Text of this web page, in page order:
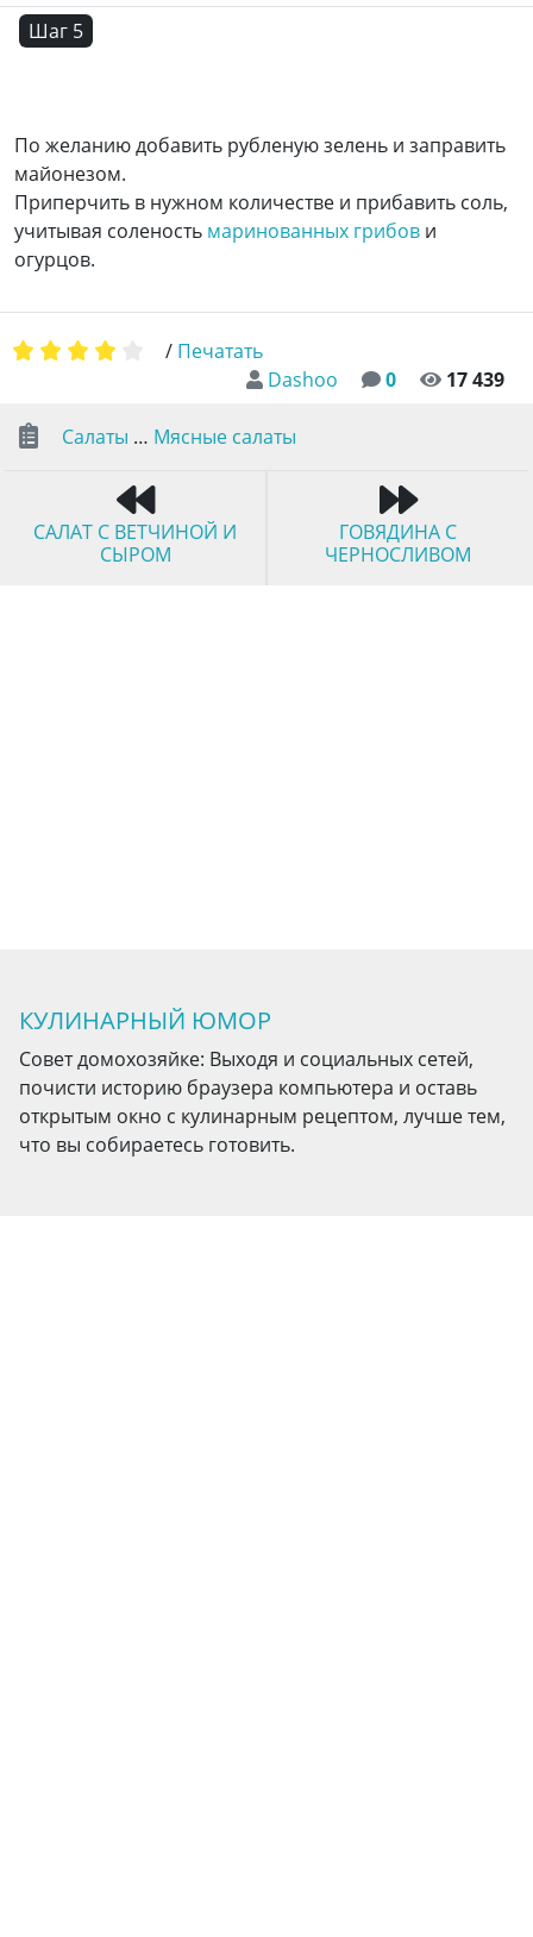
Шаг 5
По желанию добавить рубленую зелень и заправить
майонезом.
Приперчить в нужном количестве и прибавить соль,
учитывая соленость маринованных грибов и
огурцов.
Dashoo 0 17 439
/ Печатать
Салаты … Мясные салаты
САЛАТ С ВЕТЧИНОЙ И
СЫРОМ
ГОВЯДИНА С
ЧЕРНОСЛИВОМ
КУЛИНАРНЫЙ ЮМОР
Совет домохозяйке: Выходя и социальных сетей,
почисти историю браузера компьютера и оставь
открытым окно с кулинарным рецептом, лучше тем,
что вы собираетесь готовить.